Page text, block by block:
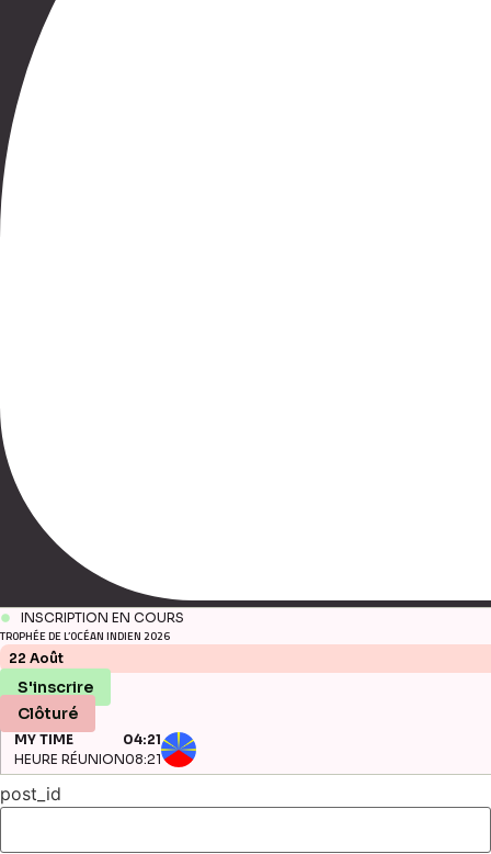
INSCRIPTION EN COURS
TROPHÉE DE L’OCÉAN INDIEN 2026
22 Août
S'inscrire
Clôturé
MY TIME
04:21
HEURE RÉUNION08:21
post_id